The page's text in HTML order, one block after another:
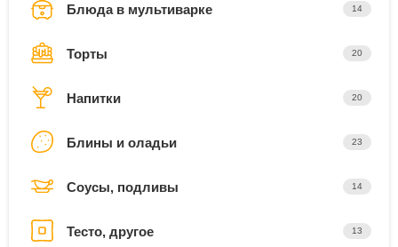
Блюда в мультиварке 14
Торты 20
Напитки 20
Блины и оладьи 23
Соусы, подливы 14
Тесто, другое 13